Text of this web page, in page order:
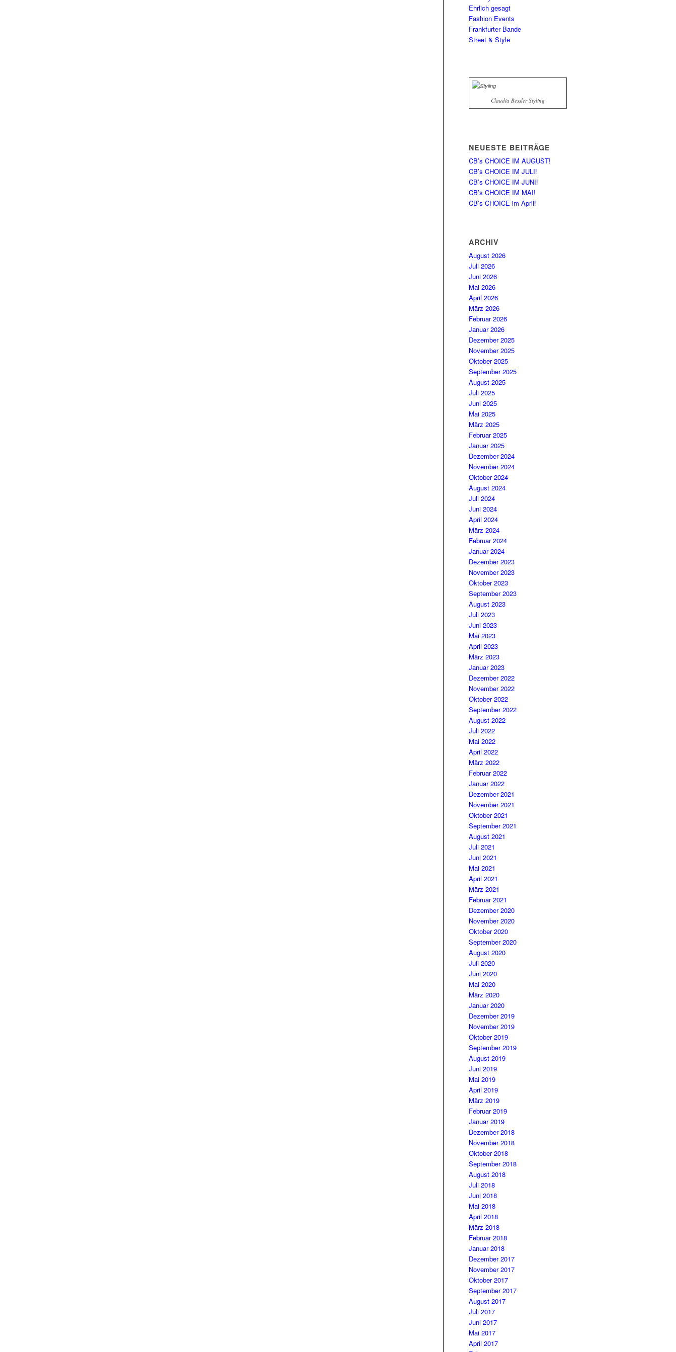
Ehrlich gesagt
Fashion Events
Frankfurter Bande
Street & Style
Claudia Bessler Styling
NEUESTE BEITRÄGE
CB’s CHOICE IM AUGUST!
CB’s CHOICE IM JULI!
CB’s CHOICE IM JUNI!
CB’s CHOICE IM MAI!
CB’s CHOICE im April!
ARCHIV
August 2026
Juli 2026
Juni 2026
Mai 2026
April 2026
März 2026
Februar 2026
Januar 2026
Dezember 2025
November 2025
Oktober 2025
September 2025
August 2025
Juli 2025
Juni 2025
Mai 2025
März 2025
Februar 2025
Januar 2025
Dezember 2024
November 2024
Oktober 2024
August 2024
Juli 2024
Juni 2024
April 2024
März 2024
Februar 2024
Januar 2024
Dezember 2023
November 2023
Oktober 2023
September 2023
August 2023
Juli 2023
Juni 2023
Mai 2023
April 2023
März 2023
Januar 2023
Dezember 2022
November 2022
Oktober 2022
September 2022
August 2022
Juli 2022
Mai 2022
April 2022
März 2022
Februar 2022
Januar 2022
Dezember 2021
November 2021
Oktober 2021
September 2021
August 2021
Juli 2021
Juni 2021
Mai 2021
April 2021
März 2021
Februar 2021
Dezember 2020
November 2020
Oktober 2020
September 2020
August 2020
Juli 2020
Juni 2020
Mai 2020
März 2020
Januar 2020
Dezember 2019
November 2019
Oktober 2019
September 2019
August 2019
Juni 2019
Mai 2019
April 2019
März 2019
Februar 2019
Januar 2019
Dezember 2018
November 2018
Oktober 2018
September 2018
August 2018
Juli 2018
Juni 2018
Mai 2018
April 2018
März 2018
Februar 2018
Januar 2018
Dezember 2017
November 2017
Oktober 2017
September 2017
August 2017
Juli 2017
Juni 2017
Mai 2017
April 2017